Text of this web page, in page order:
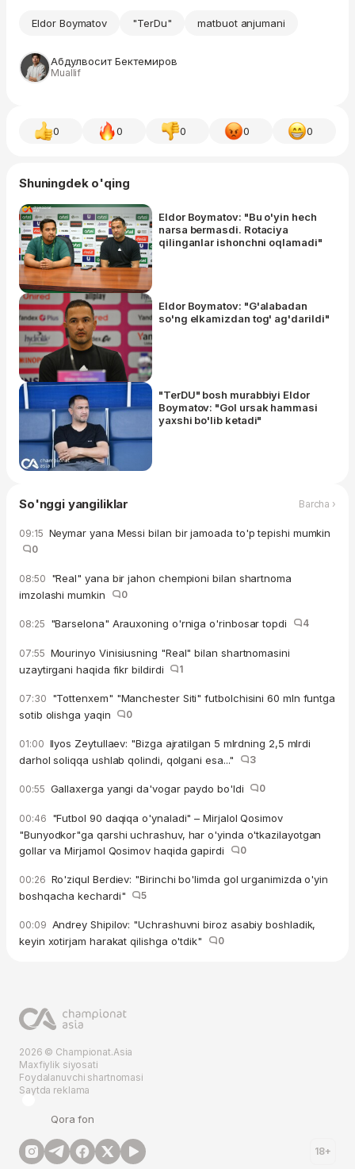
Eldor Boymatov "TerDu" matbuot anjumani
Абдулвосит Бектемиров
Muallif
0 0 0 0 0
Shuningdek o'qing
Eldor Boymatov: "Bu o'yin hech
narsa bermasdi. Rotaciya
qilinganlar ishonchni oqlamadi"
Eldor Boymatov: "G'alabadan
so'ng elkamizdan tog' ag'darildi"
"TerDU" bosh murabbiyi Eldor
Boymatov: "Gol ursak hammasi
yaxshi bo'lib ketadi"
So'nggi yangiliklar Barcha ›
09:15 Neymar yana Messi bilan bir jamoada to'p tepishi mumkin
0
08:50 "Real" yana bir jahon chempioni bilan shartnoma
imzolashi mumkin
0
08:25 "Barselona" Arauxoning o'rniga o'rinbosar topdi 4
07:55 Mourinyo Vinisiusning "Real" bilan shartnomasini
uzaytirgani haqida fikr bildirdi
1
07:30 "Tottenxem" "Manchester Siti" futbolchisini 60 mln funtga
sotib olishga yaqin
0
01:00 Ilyos Zeytullaev: "Bizga ajratilgan 5 mlrdning 2,5 mlrdi
darhol soliqqa ushlab qolindi, qolgani esa..."
3
00:55 Gallaxerga yangi da'vogar paydo bo'ldi 0
00:46 "Futbol 90 daqiqa o'ynaladi" – Mirjalol Qosimov
"Bunyodkor"ga qarshi uchrashuv, har o'yinda o'tkazilayotgan
gollar va Mirjamol Qosimov haqida gapirdi
0
00:26 Ro'ziqul Berdiev: "Birinchi bo'limda gol urganimizda o'yin
boshqacha kechardi"
5
00:09 Andrey Shipilov: "Uchrashuvni biroz asabiy boshladik,
keyin xotirjam harakat qilishga o'tdik"
0
2026 © Championat.Asia
Maxfiylik siyosati
Foydalanuvchi shartnomasi
Saytda reklama
Qora fon
18+